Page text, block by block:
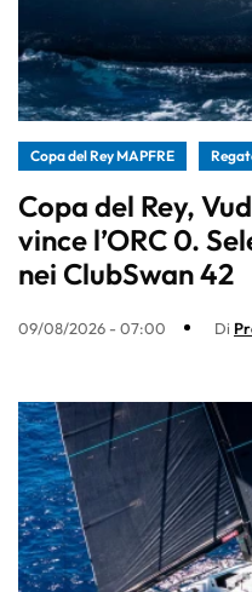
Copa del Rey MAPFRE
Copa del Rey,
vince l’ORC 0.
nei ClubSwan 42
09/08/2026 - 07:00 Di